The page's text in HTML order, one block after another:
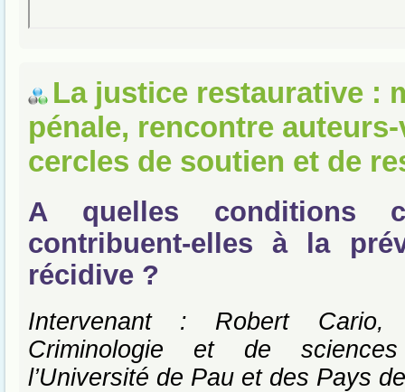
La justice restaurative :
pénale, rencontre
cercles de soutien et de
A quelles conditions
contribuent-elles à la
récidive ?
Intervenant : Robert Cario,
Criminologie et de
l’Université de Pau et des Pays